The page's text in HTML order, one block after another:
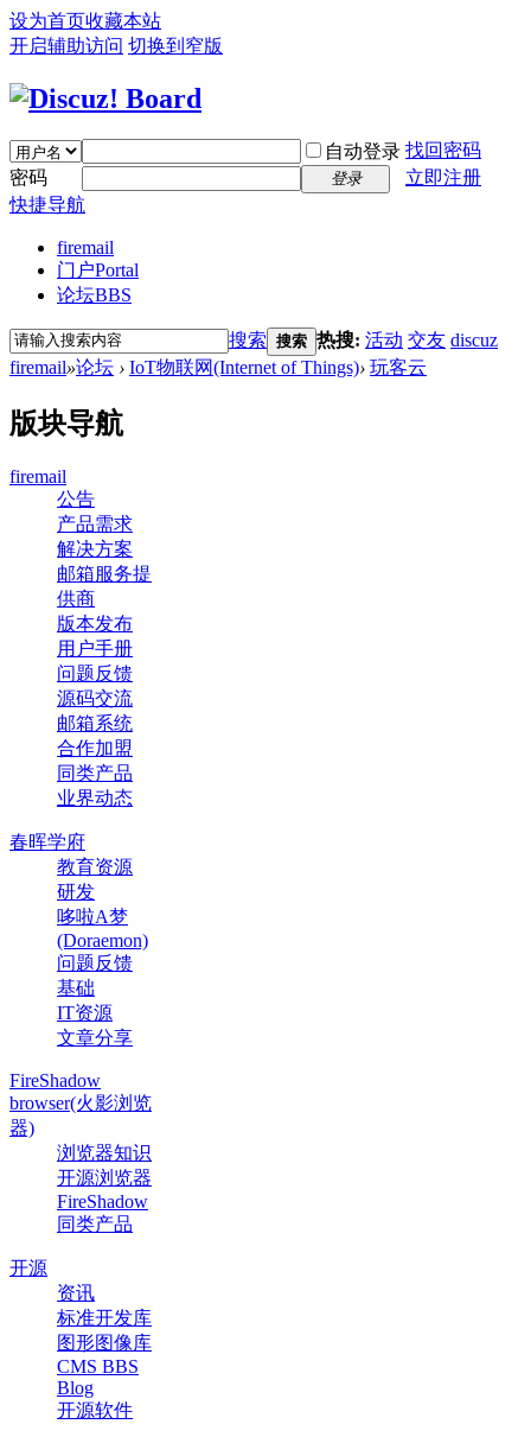
设为首页收藏本站
开启辅助访问 切换到窄版
自动登录 找回密码
密码
登录
立即注册
快捷导航
firemail
门户Portal
论坛BBS
搜索 搜索 热搜: 活动 交友 discuz
firemail»论坛 › IoT物联网(Internet of Things)› 玩客云
版块导航
firemail
公告
产品需求
解决方案
邮箱服务提
供商
版本发布
用户手册
问题反馈
源码交流
邮箱系统
合作加盟
同类产品
业界动态
春晖学府
教育资源
研发
哆啦A梦
(Doraemon)
问题反馈
基础
IT资源
文章分享
FireShadow
browser(火影浏览
器)
浏览器知识
开源浏览器
FireShadow
同类产品
开源
资讯
标准开发库
图形图像库
CMS BBS
Blog
开源软件